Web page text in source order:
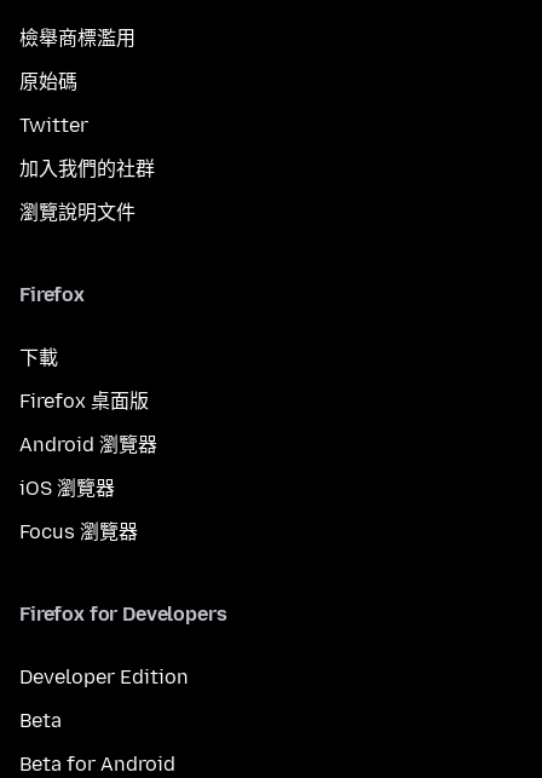
檢舉商標濫用
原始碼
Twitter
加入我們的社群
瀏覽說明文件
Firefox
下載
Firefox 桌面版
Android 瀏覽器
iOS 瀏覽器
Focus 瀏覽器
Firefox for Developers
Developer Edition
Beta
Beta for Android